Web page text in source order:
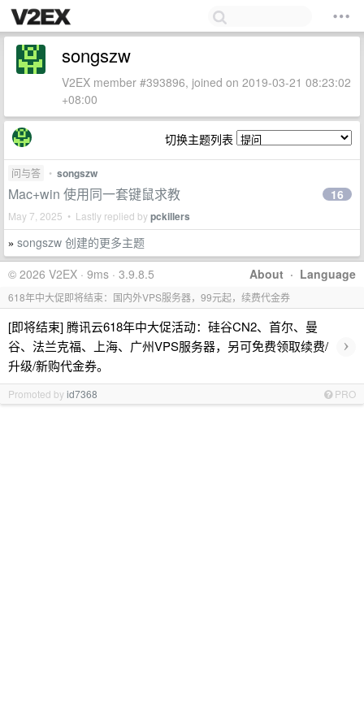
songszw
V2EX member #393896, joined on 2019-03-21 08:23:02
+08:00
切换主题列表
问与答 • songszw
Mac+win 使用同一套键鼠求教
May 7, 2025 • Lastly replied bypckillers
16
» songszw 创建的更多主题
About · Language
© 2026 V2EX · 9ms · 3.9.8.5
618年中大促即将结束：国内外VPS服务器，99元起，续费代金券
[即将结束] 腾讯云618年中大促活动：硅谷CN2、首尔、曼
谷、法兰克福、上海、广州VPS服务器，另可免费领取续费/
升级/新购代金券。
›
Promoted byid7368 PRO